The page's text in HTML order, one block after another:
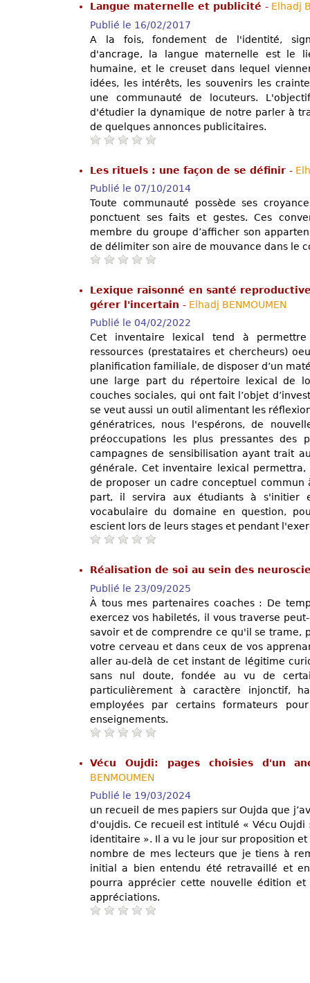
Langue maternelle et publicité - Elhadj
Publié le 16/02/2017
A la fois, fondement de l'identité,
d'ancrage, la langue maternelle est le
humaine, et le creuset dans lequel
idées, les intérêts, les souvenirs les
une communauté de locuteurs.
d'étudier la dynamique de notre parler à
de quelques annonces publicitaires.
Les rituels : une façon de se définir -
Publié le 07/10/2014
Toute communauté possède ses
ponctuent ses faits et gestes. Ces
membre du groupe d’afficher son
de délimiter son aire de mouvance dans le
Lexique raisonné en santé
gérer l'incertain - Elhadj BENMOUMEN
Publié le 04/02/2022
Cet inventaire lexical tend à permettre
ressources (prestataires et chercheurs)
planification familiale, de disposer d’un
une large part du répertoire lexical de
couches sociales, qui ont fait l’objet
se veut aussi un outil alimentant les
génératrices, nous l'espérons, de
préoccupations les plus pressantes des
campagnes de sensibilisation ayant trait
générale. Cet inventaire lexical
de proposer un cadre conceptuel commun
part, il servira aux étudiants à s'initier
vocabulaire du domaine en question,
escient lors de leurs stages et pendant
Réalisation de soi au sein des
Publié le 23/09/2025
À tous mes partenaires coaches : De
exercez vos habiletés, il vous traverse
savoir et de comprendre ce qu'il se trame,
votre cerveau et dans ceux de vos
aller au-delà de cet instant de légitime
sans nul doute, fondée au vu de
particulièrement à caractère injonctif,
employées par certains formateurs
enseignements.
Vécu Oujdi: pages choisies d'un
BENMOUMEN
Publié le 19/03/2024
un recueil de mes papiers sur Oujda que
d'oujdis. Ce recueil est intitulé « Vécu Oujdi
identitaire ». Il a vu le jour sur proposition
nombre de mes lecteurs que je tiens à
initial a bien entendu été retravaillé et
pourra apprécier cette nouvelle édition
appréciations.